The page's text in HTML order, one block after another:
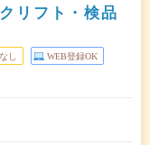
リフト・検品
し WEB登録OK